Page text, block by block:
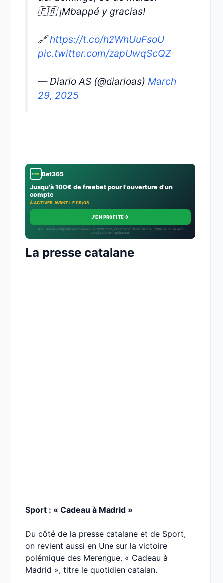
🇫🇷 ¡Mbappé y gracias!
🔗https://t.co/h2WhUuFsoU
pic.twitter.com/zapUwqScQZ
— Diario AS (@diarioas) March
29, 2025
Bet365
Jusqu'à 100€ de freebet pour l'ouverture d'un
compte
À ACTIVER AVANT LE 09/08
J'EN PROFITE→
18+ · Jouer comporte des risques : endettement, isolement, dépendance · Offre soumise aux
conditions de l’opérateur.
La presse catalane
Sport : « Cadeau à Madrid »
Du côté de la presse catalane et de Sport,
on revient aussi en Une sur la victoire
polémique des Merengue. « Cadeau à
Madrid », titre le quotidien catalan.